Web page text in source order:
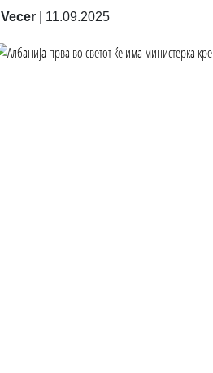
Vecer 11.09.2025